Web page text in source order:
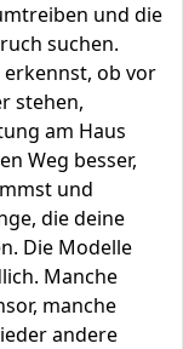
und die
suchen.
ob vor
stehen,
am Haus
Weg besser,
und
die deine
Die Modelle
Manche
manche
andere